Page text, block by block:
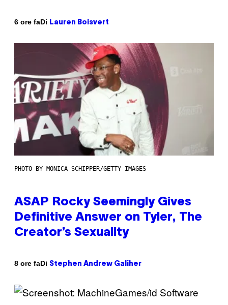
6 ore faDi Lauren Boisvert
PHOTO BY MONICA SCHIPPER/GETTY IMAGES
ASAP Rocky Seemingly Gives
Definitive Answer on Tyler, The
Creator’s Sexuality
8 ore faDi Stephen Andrew Galiher